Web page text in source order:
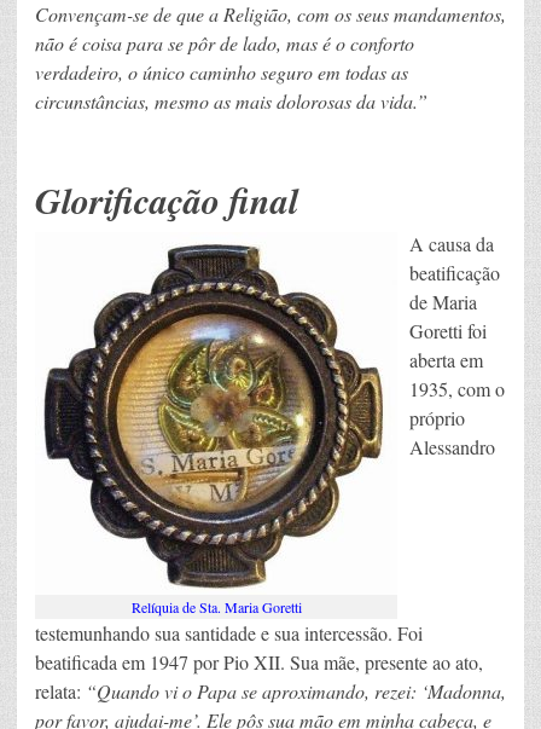
Convençam-se de que a Religião, com os seus mandamentos,
não é coisa para se pôr de lado, mas é o conforto
verdadeiro, o único caminho seguro em todas as
circunstâncias, mesmo as mais dolorosas da vida.”
Glorificação final
Relíquia de Sta. Maria Goretti
A causa da
beatificação
de Maria
Goretti foi
aberta em
1935, com o
próprio
Alessandro
testemunhando sua santidade e sua intercessão. Foi
beatificada em 1947 por Pio XII. Sua mãe, presente ao ato,
relata: “Quando vi o Papa se aproximando, rezei: ‘Madonna,
por favor, ajudai-me’. Ele pôs sua mão em minha cabeça, e